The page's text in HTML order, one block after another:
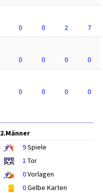
0 0 2
7
0 0 0
0
0 0 0 0
2.Männer
9Spiele
1 Tor
0Vorlagen
0Gelbe Karten